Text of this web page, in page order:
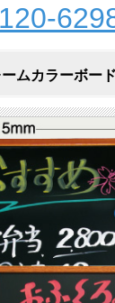
ムカラーボード